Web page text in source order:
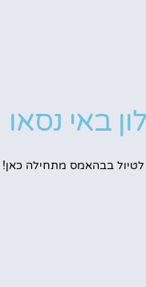
באי נסאו
בבהאמס מתחילה כאן!